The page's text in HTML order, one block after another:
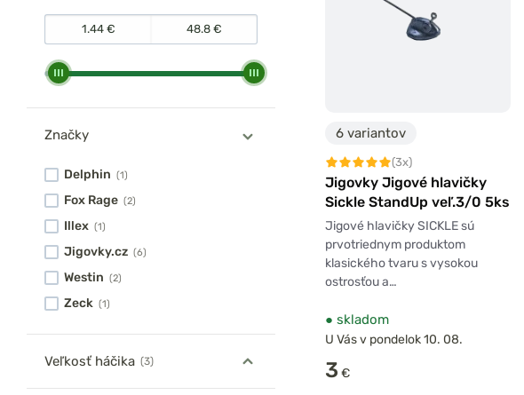
Značky
Delphin (1)
Fox Rage (2)
Illex (1)
Jigovky.cz (6)
Westin (2)
Zeck (1)
Veľkosť háčika (3)
6 variantov
(3x)
Jigovky Jigové hlavičky
Sickle StandUp veľ.3/0 5ks
Jigové hlavičky SICKLE sú
prvotriednym produktom
klasického tvaru s vysokou
ostrosťou a…
● skladom
U Vás v pondelok 10. 08.
3 €